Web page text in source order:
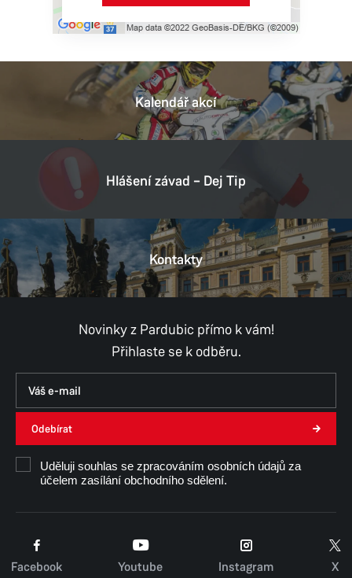
Kalendář akcí
Hlášení závad – Dej Tip
Kontakty
Novinky z Pardubic přímo k vám!
Přihlaste se k odběru.
Odebírat
Uděluji souhlas se zpracováním osobních údajů za
účelem zasílání obchodního sdělení.
Facebook Youtube Instagram X